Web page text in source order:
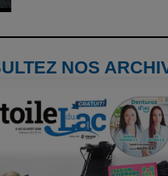
NOS